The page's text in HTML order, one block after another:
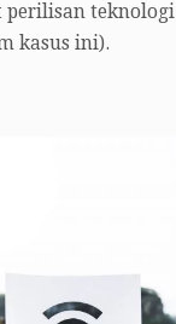
perilisan teknologi
kasus ini).